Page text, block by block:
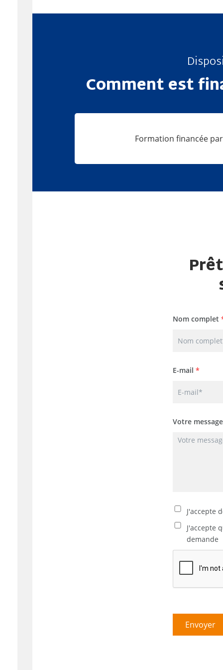
Comment est
Formation financée
Nom complet
E-mail *
Votre
J'accepte
J'accepte
demande
Envoyer